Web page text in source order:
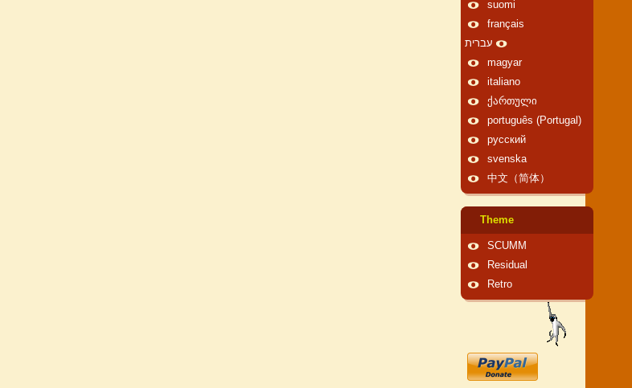
suomi
français
עברית
magyar
italiano
ქართული
português (Portugal)
русский
svenska
中文（简体）
Theme
SCUMM
Residual
Retro